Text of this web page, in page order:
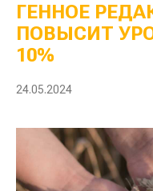
ГЕННОЕ
ПОВЫСИТ
10%
24.05.2024